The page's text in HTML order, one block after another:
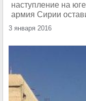
наступление на
армия Сирии
3 января 2016